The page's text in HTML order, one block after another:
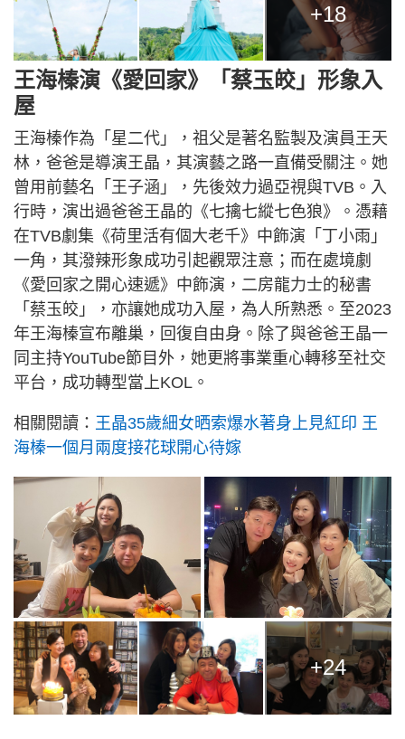
+18
王海榛演《愛回家》「蔡玉皎」形象入
屋
王海榛作為「星二代」，祖父是著名監製及演員王天
林，爸爸是導演王晶，其演藝之路一直備受關注。她
曾用前藝名「王子涵」，先後效力過亞視與TVB。入
行時，演出過爸爸王晶的《七擒七縱七色狼》。憑藉
在TVB劇集《荷里活有個大老千》中飾演「丁小雨」
一角，其潑辣形象成功引起觀眾注意；而在處境劇
《愛回家之開心速遞》中飾演，二房龍力士的秘書
「蔡玉皎」，亦讓她成功入屋，為人所熟悉。至2023
年王海榛宣布離巢，回復自由身。除了與爸爸王晶一
同主持YouTube節目外，她更將事業重心轉移至社交
平台，成功轉型當上KOL。
相關閱讀： 王晶35歲細女晒索爆水著身上見紅印 王
海榛一個月兩度接花球開心待嫁
+24